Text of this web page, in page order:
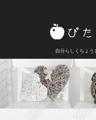
自分らしくちょ